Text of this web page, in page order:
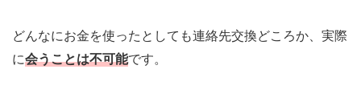
どんなにお金を使ったとしても連絡先交換どころか、実際
に会うことは不可能です。